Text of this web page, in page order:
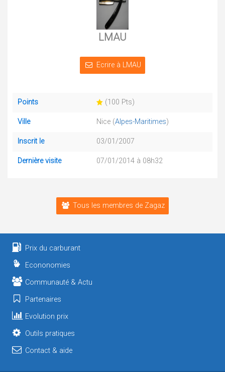
LMAU
Ecrire à LMAU
Points (100 Pts)
Ville Nice (Alpes-Maritimes)
Inscrit le 03/01/2007
Dernière visite 07/01/2014 à 08h32
Tous les membres de Zagaz
Prix du carburant
Econonomies
Communauté & Actu
Partenaires
Evolution prix
Outils pratiques
Contact & aide